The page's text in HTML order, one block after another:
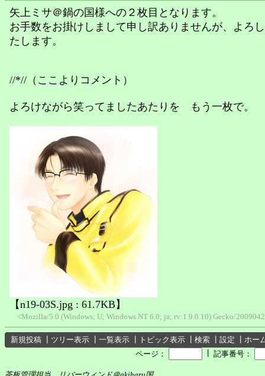
矢上ミサ＠鍋の国様への２枚目となります。
お手数をお掛けしまして申し訳ありませんが、よろ
たします。
//*//（ここよりコメント）
よろけながら笑ってましたあたりを もう一枚で。
【n19-03S.jpg : 61.7KB】
<Mozilla/5.0 (Windows; U; Windows NT 6.0; ja; rv:1.9.0.10) Gecko/
新規投稿 ツリー表示 一覧表示 トピック表示 検索 設定
ホー
ページ：
記事番号：